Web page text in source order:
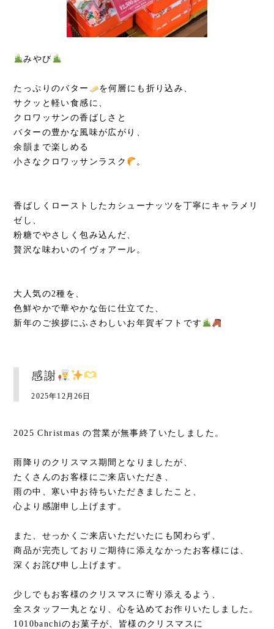
みやび
たっぷりのバター
を何層にも折り込み、
サクッと軽い食感に、
クロワッサンの香ばしさと
バターの豊かな風味が広がり、
余韻まで楽しめる
小さなクロワッサンラスク
。
香ばしくローストしたカシューナッツを丁寧にキャラメリ
ゼし、
粉糖でやさしく包み込んだ、
贅沢な味わいのイヴォアール。
大人気の2種を、
色鮮やかで華やかな缶に仕立てた、
新年のご挨拶にふさわしいお年賀ギフトです
感謝
2025年12月26日
2025 Christmas の営業が無事終了いたしました。
雨降りのクリスマス期間となりましたが、
たくさんのお客様にご来店いただき、
雨の中、寒い中お待ちいただきましたこと、
心より感謝申し上げます。
また、せっかくご来店いただいたにも関わらず、
商品が完売しておりご期待に添えなかったお客様には、
深くお詫び申し上げます。
少しでもお客様のクリスマスに寄り添えるよう、
全スタッフ一丸となり、心を込めてお作りいたしました。
1010banchiのお菓子が、皆様のクリスマスに